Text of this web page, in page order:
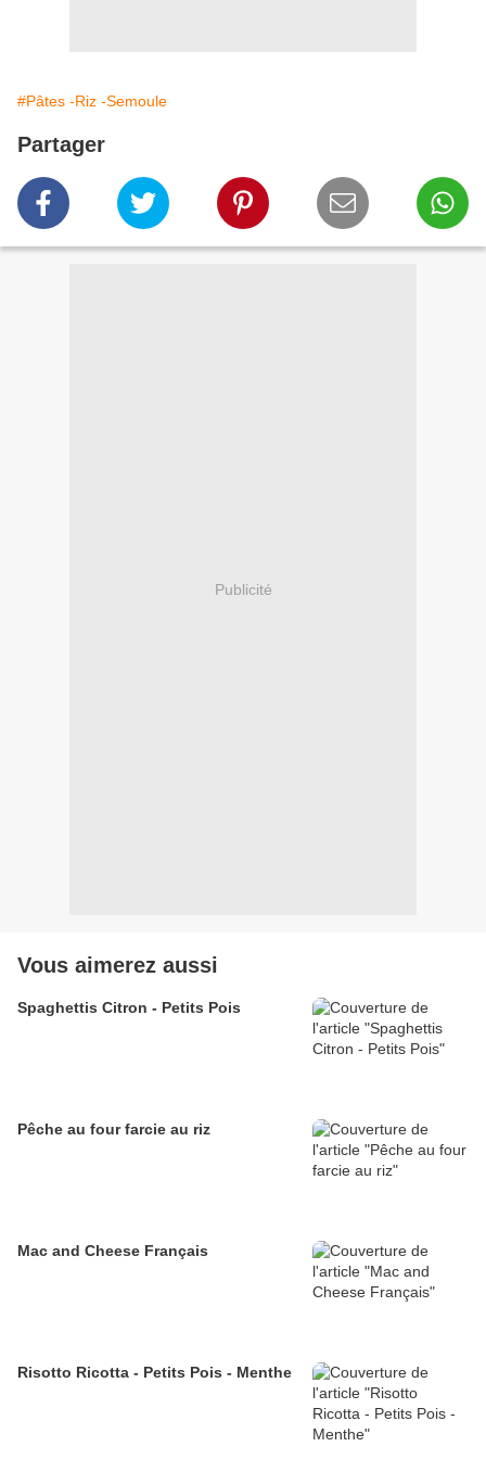
#Pâtes -Riz -Semoule
Partager
Publicité
Vous aimerez aussi
Spaghettis Citron - Petits Pois
Pêche au four farcie au riz
Mac and Cheese Français
Risotto Ricotta - Petits Pois - Menthe